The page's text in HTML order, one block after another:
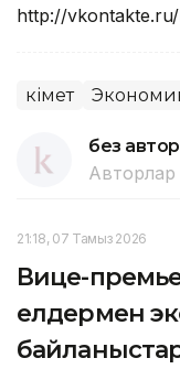
http://
Үкімет
без
Авторлар
21:18, 07 Тамыз 2026
Вице-
елдермен